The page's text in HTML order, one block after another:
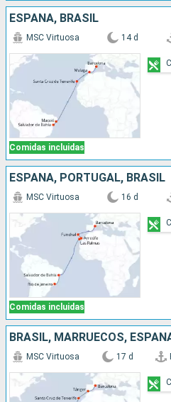
ESPAÑA, BRASIL
Comidas incluidas
MSC Virtuosa 14 d
ESPAÑA, PORTUGAL, BRASIL
Comidas incluidas
MSC Virtuosa 16 d
BRASIL, MARRUECOS,
MSC Virtuosa 17 d